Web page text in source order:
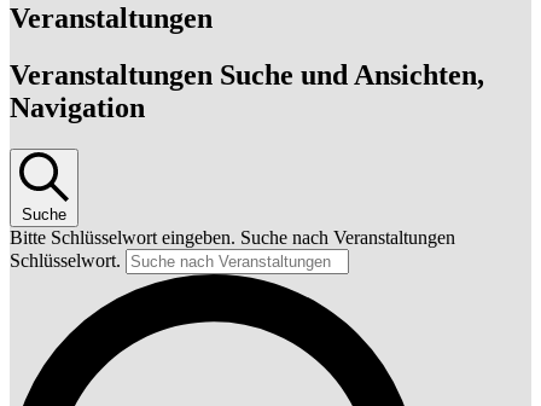
Veranstaltungen
Veranstaltungen Suche und Ansichten,
Navigation
Suche
Bitte Schlüsselwort eingeben. Suche nach Veranstaltungen
Schlüsselwort.